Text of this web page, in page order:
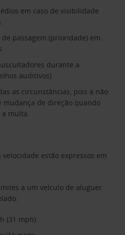
em caso de visibilidade
passagem (prioridade) em
durante a
auditivos)
as circunstâncias, pois a não
mudança de direção quando
multa.
estão expressos em
a um veículo de aluguer
(31 mph)